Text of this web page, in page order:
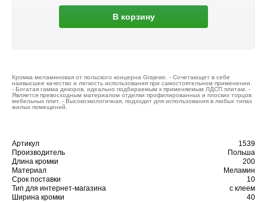
В корзину
Кромка меламиновая от польского концерна Grajewo. - Сочетающет в себе
наивысшее качество и легкость использования при самостоятельном применении.
- Богатая гамма декоров, идеально подбираемым к применяемым ЛДСП плитам. -
Является превосходным материалом отделки профилированных и плоских торцов
мебельных плит. - Высокоэкологичная, подходит для использования в любых типах
жилых помещений.
Артикул
1539
Производитель
Польша
Длина кромки
200
Материал
Меламин
Срок поставки
10
Тип для интернет-магазина
с клеем
Ширина кромки
40